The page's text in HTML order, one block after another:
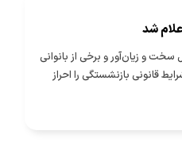
شد
سخت و زیان‌آور و برخی از بانوانی
قانونی بازنشستگی را احراز